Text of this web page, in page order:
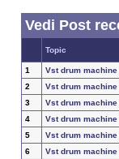
Vedi Post
Topic
1 Vst drum machine
2
Vst drum machine
3
Vst drum machine
4
Vst drum machine
5
Vst drum machine
6
Vst drum machine